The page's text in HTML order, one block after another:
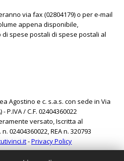
via fax (02804179) o per e-mail
appena disponibile,
spese postali di spese postali al
Agostino e c. s.a.s. con sede in Via
P.IVA / C.F. 02404360022
versato, Iscritta al
02404360022, REA n. 320793
-Privacy Policy